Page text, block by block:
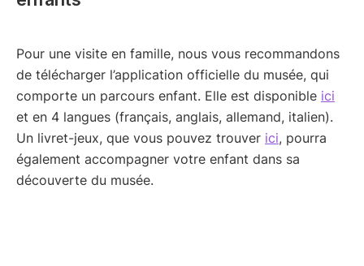
Pour une visite en famille, nous vous recommandons
de télécharger l’application officielle du musée, qui
comporte un parcours enfant. Elle est disponible ici
et en 4 langues (français, anglais, allemand, italien).
Un livret-jeux, que vous pouvez trouver ici, pourra
également accompagner votre enfant dans sa
découverte du musée.